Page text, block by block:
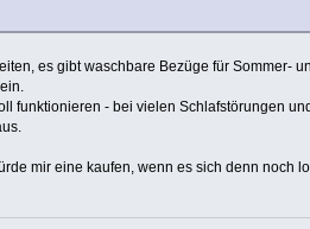
es gibt waschbare Bezüge für Sommer-
funktionieren - bei vielen Schlafstörungen
mir eine kaufen, wenn es sich denn noch